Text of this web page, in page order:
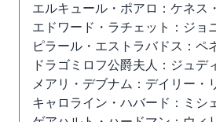
エルキュール・ポアロ：ケネス
エドワード・ラチェット：ジョ
ピラール・エストラバドス：ペ
ドラゴミロフ公爵夫人：ジュデ
メアリ・デブナム：デイリー・
キャロライン・ハバード：ミシ